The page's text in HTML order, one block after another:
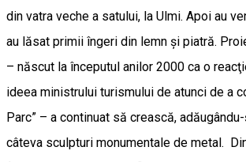
din vatra veche a satului, la Ulmi. Apoi au
au lăsat primii îngeri din lemn şi piatră.
– născut la începutul anilor 2000 ca o
ideea ministrului turismului de atunci de a
Parc” – a continuat să crească,
câteva sculpturi monumentale de metal.